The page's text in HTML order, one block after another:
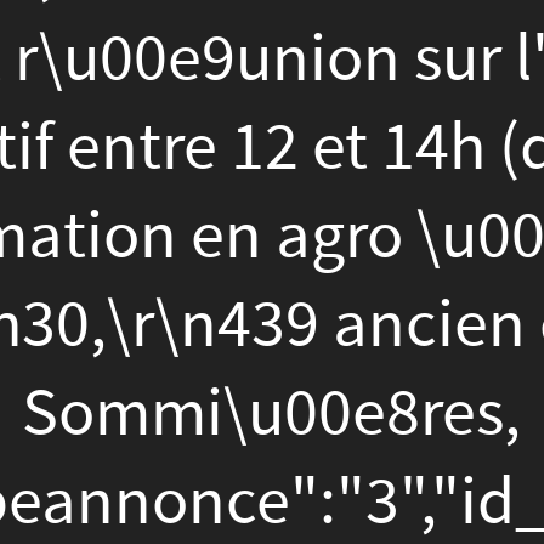
agro \u00e9cologie
ancien chemin de
11-10
18:38:41"}